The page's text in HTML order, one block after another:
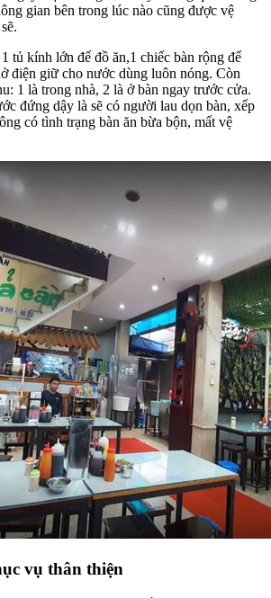
gian bên trong lúc nào cũng được vệ
tủ kính lớn để đồ ăn,1 chiếc bàn rộng để
điện giữ cho nước dùng luôn nóng. Còn
1 là trong nhà, 2 là ở bàn ngay trước cửa.
đứng dậy là sẽ có người lau dọn bàn, xếp
có tình trạng bàn ăn bừa bộn, mất vệ
vụ thân thiện